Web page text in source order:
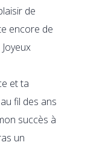
de
encore de
et ta
fil des ans
succès à
un